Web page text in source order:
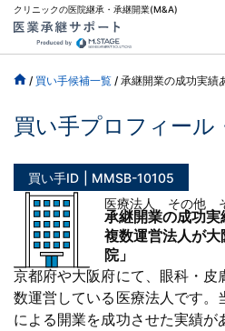
クリニックの医院継承・承継開業(M&A)
/ 買い手候補一覧 / 承継開業の成功実績あり。眼科・
買い手プロフィール
買い手ID
MMSB-10105
医療法人 その他
承継開業の成功
複数運営法人が
院」
京都府や大阪府にて、眼科・皮
数運営している医療法人です。
による開業を成功させた実績